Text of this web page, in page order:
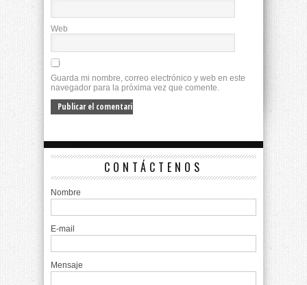
Web
Guarda mi nombre, correo electrónico y web en este
navegador para la próxima vez que comente.
CONTÁCTENOS
Nombre
E-mail
Mensaje